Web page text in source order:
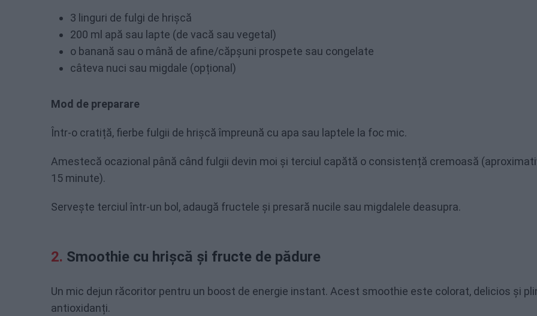
3 linguri de fulgi de hrișcă
200 ml apă sau lapte (de vacă sau vegetal)
o banană sau o mână de afine/căpșuni prospete sau congelate
câteva nuci sau migdale (opțional)
Mod de preparare
Într-o cratiță, fierbe fulgii de hrișcă împreună cu apa sau laptele la foc mic.
Amestecă ocazional până când fulgii devin moi și terciul capătă o consistență cremoasă
15 minute).
Servește terciul într-un bol, adaugă fructele și presară nucile sau migdalele deasupra.
Smoothie cu hrișcă și fructe de pădure
Un mic dejun răcoritor pentru un boost de energie instant. Acest smoothie este colorat, delicios și
antioxidanți.